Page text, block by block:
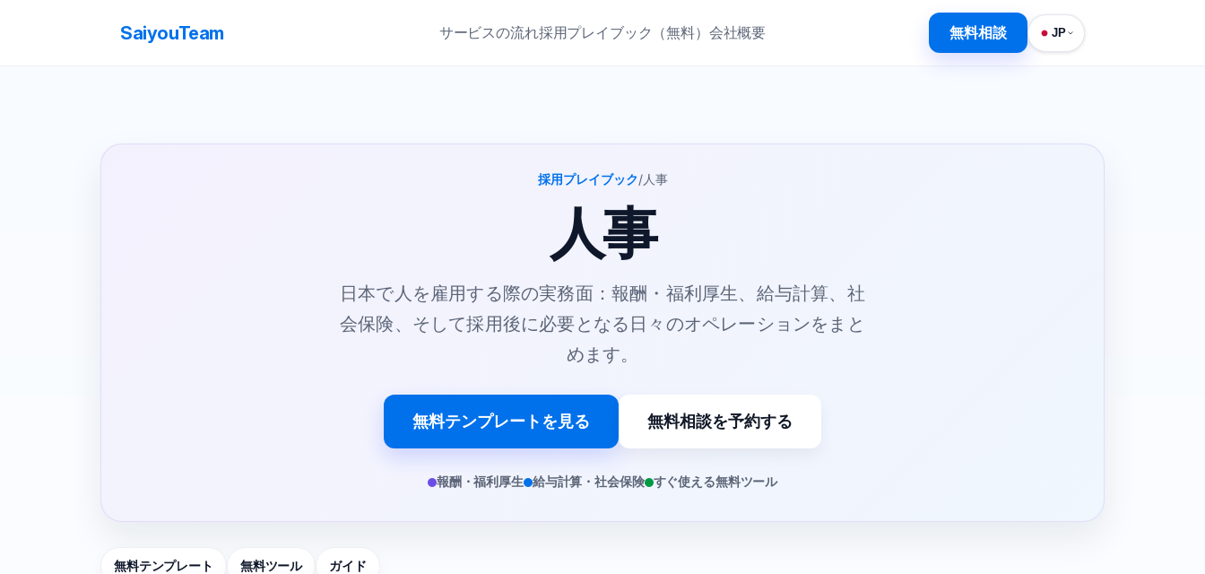
SaiyouTeam サービスの流れ採用プレイブック（無料） 会社概要 無料相談 JP
採用プレイブック/人事
人事
日本で人を雇用する際の実務面：報酬・福利厚生、給与計算、社
会保険、そして採用後に必要となる日々のオペレーションをまと
めます。
無料テンプレートを見る 無料相談を予約する
報酬・福利厚生 給与計算・社会保険 すぐ使える無料ツール
無料テンプレート 無料ツール ガイド